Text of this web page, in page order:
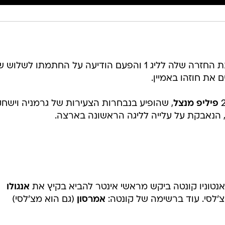
* לוריין ממשיכה להיערך לקראת עונת החזרה שלה לליג 1 והפעם הודיעה על החתמתו
את חוזהו באמיין.
פיליפ מנצל, שהופיע בנבחרות הצעירות של גרמניה
על עלייה לליגה הראשונה בארצה.
קונטה ביקש מראשי אינטר להביא בקיץ את אנגולו
עוד ברשימה של קונטה: אמרסון (גם הוא מצ'לסי)